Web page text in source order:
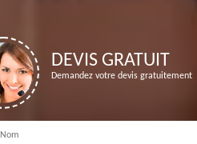
DEVIS GRATUIT
Demandez votre devis gratuitement